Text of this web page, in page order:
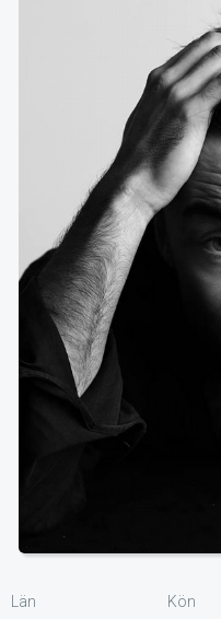
Län Kön